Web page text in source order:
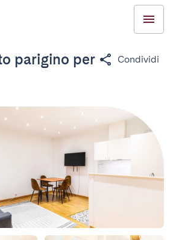
parigino per
Condividi